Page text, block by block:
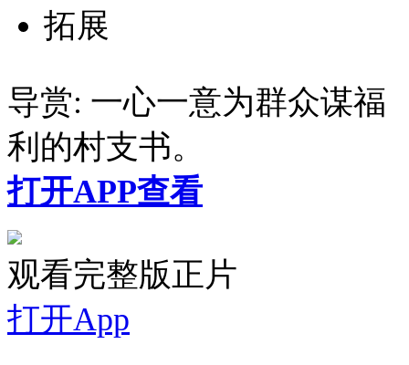
拓展
导赏: 一心一意为群众谋福
利的村支书。
打开APP查看
观看完整版正片
打开App